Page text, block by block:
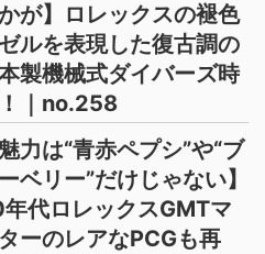
が】ロレックスの褪色
ルを表現した復古調の
製機械式ダイバーズ時
｜no.258
魅力は“青赤ペプシ”や“ブ
ベリー”だけじゃない】
代ロレックスGMTマ
ーのレアなPCGも再